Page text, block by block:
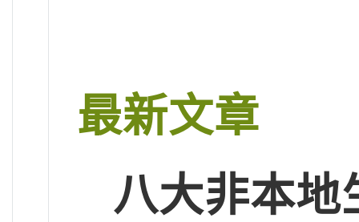
最新文章
八大非本地